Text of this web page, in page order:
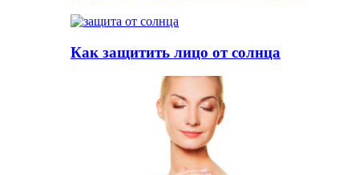
Как защитить лицо от солнца